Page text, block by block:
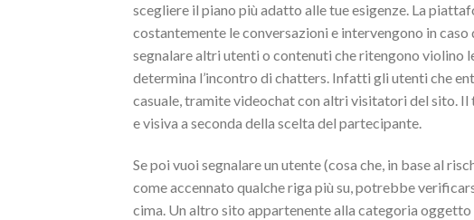
scegliere il piano più adatto alle tue esigenze. La
costantemente le conversazioni e intervengono in
segnalare altri utenti o contenuti che ritengono violino
determina l’incontro di chatters. Infatti gli utenti che
casuale, tramite videochat con altri visitatori del sito.
e visiva a seconda della scelta del partecipante.
Se poi vuoi segnalare un utente (cosa che, in base al
come accennato qualche riga più su, potrebbe
cima. Un altro sito appartenente alla categoria